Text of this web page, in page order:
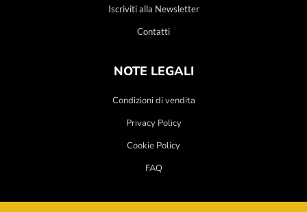
Iscriviti alla Newsletter
Contatti
NOTE LEGALI
Condizioni di vendita
Privacy Policy
Cookie Policy
FAQ